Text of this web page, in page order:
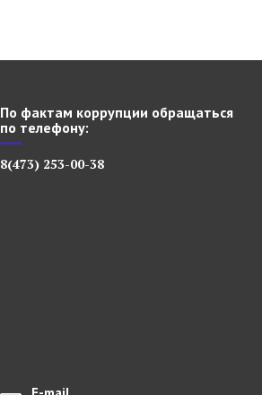
По фактам коррупции обращаться
по телефону:
8(473) 253-00-38